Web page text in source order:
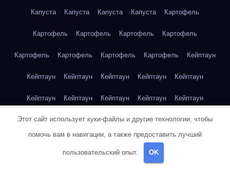
Капуста Капуста Капуста Капуста Картофель
Картофель Картофель Картофель Картофель
Картофель Картофель Картофель Картофель Кейптаун
Кейптаун Кейптаун Кейптаун Кейптаун Кейптаун
Кейптаун Кейптаун Кейптаун Кейптаун Кейптаун
Кейптаун Кейптаун Кейптаун Кейптаун Кейптаун
Кейптаун
Клубника
Этот сайт использует куки-файлы и другие технологии, чтобы
помочь вам в навигации, а также предоставить лучший
пользовательский опыт. OK